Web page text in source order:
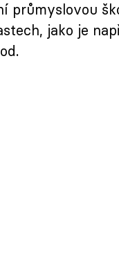
průmyslovou
jako je